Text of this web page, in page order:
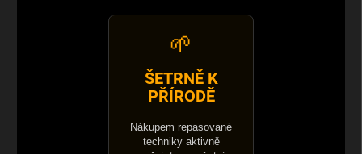
🌱
ŠETRNĚ K
PŘÍRODĚ
Nákupem repasované
techniky aktivně